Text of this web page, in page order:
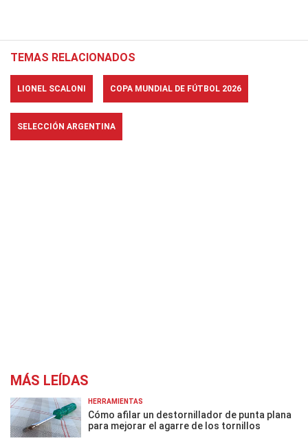
TEMAS RELACIONADOS
LIONEL SCALONI COPA MUNDIAL DE FÚTBOL 2026
SELECCIÓN ARGENTINA
MÁS LEÍDAS
HERRAMIENTAS
Cómo afilar un destornillador de punta plana
para mejorar el agarre de los tornillos